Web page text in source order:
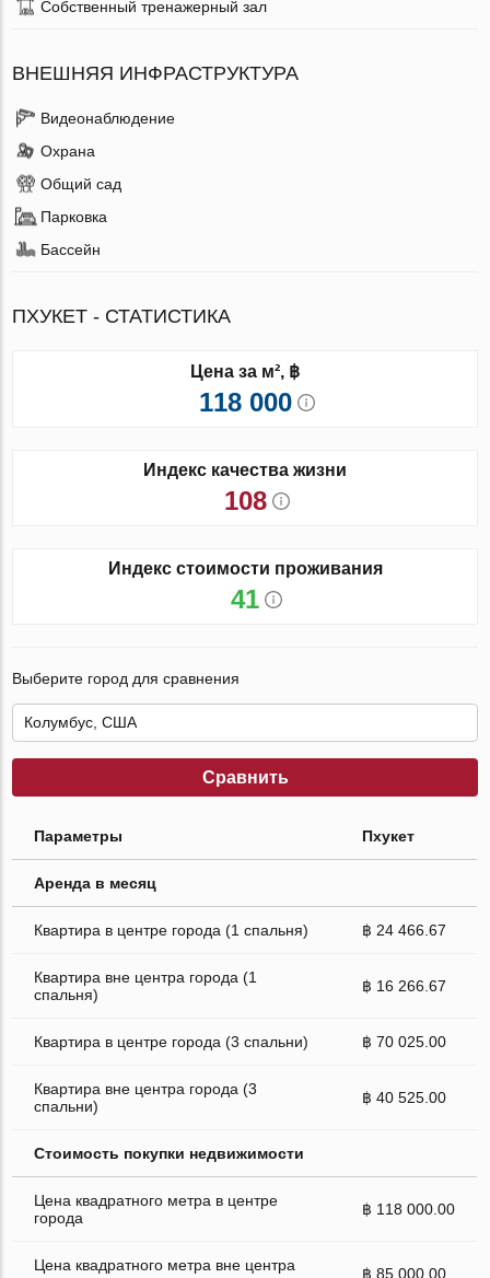
Собственный тренажерный зал
ВНЕШНЯЯ ИНФРАСТРУКТУРА
Видеонаблюдение
Охрана
Общий сад
Парковка
Бассейн
ПХУКЕТ - СТАТИСТИКА
Цена за м², ฿
118 000
Индекс качества жизни
108
Индекс стоимости проживания
41
Выберите город для сравнения
Сравнить
Параметры Пхукет
Аренда в месяц
Квартира в центре города (1 спальня) ฿ 24 466.67
Квартира вне центра города (1
спальня)
฿ 16 266.67
Квартира в центре города (3 спальни) ฿ 70 025.00
Квартира вне центра города (3
спальни)
฿ 40 525.00
Стоимость покупки недвижимости
Цена квадратного метра в центре
города
฿ 118 000.00
Цена квадратного метра вне центра
฿ 85 000.00